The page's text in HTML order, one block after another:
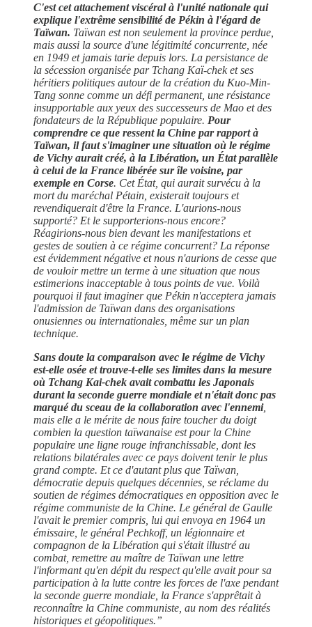
C'est cet attachement viscéral à l'unité nationale qui
explique l'extrême sensibilité de Pékin à l'égard de
Taïwan. Taïwan est non seulement la province perdue,
mais aussi la source d'une légitimité concurrente, née
en 1949 et jamais tarie depuis lors. La persistance de
la sécession organisée par Tchang Kaï-chek et ses
héritiers politiques autour de la création du Kuo-Min-
Tang sonne comme un défi permanent, une résistance
insupportable aux yeux des successeurs de Mao et des
fondateurs de la République populaire. Pour
comprendre ce que ressent la Chine par rapport à
Taïwan, il faut s'imagi ner une situation où le régime
de Vichy aurait créé, à la Libération, un État parallèle
à celui de la France libérée sur île voisine, par
exemple en Corse. Cet État, qui aurait survécu à la
mort du maréchal Pétain, existerait toujours et
revendiquerait d'être la France. L'aurions-nous
supporté? Et le supporterions-nous encore?
Réagirions-nous bien devant les manifestations et
gestes de soutien à ce régime concurrent? La réponse
est évidemment négative et nous n'aurions de cesse que
de vouloir mettre un terme à une situation que nous
estimerions inacceptable à tous points de vue. Voilà
pourquoi il faut imaginer que Pékin n'acceptera jamais
l'admission de Taïwan dans des organisations
onusiennes ou internationales, même sur un plan
technique.
Sans doute la comparaison avec le régime de Vichy
est-elle osée et trouve-t-elle ses limites dans la mesure
où Tchang Kai-chek avait combattu les Japonais
durant la seconde guerre mondiale et n'était donc pas
marqué du sceau de la collaboration avec l'ennemi,
mais elle a le mérite de nous faire toucher du doigt
combien la question taïwanaise est pour la Chine
populaire une ligne rouge infranchissable, dont les
relations bilatérales avec ce pays doivent tenir le plus
grand compte. Et ce d'autant plus que Taïwan,
démocratie depuis quelques décennies, se réclame du
soutien de régimes démocratiques en opposition avec le
régime communiste de la Chine. Le général de Gaulle
l'avait le premier compris, lui qui envoya en 1964 un
émissaire, le général Pechkoff, un légionnaire et
compagnon de la Libération qui s'était illustré au
combat, remettre au maître de Taïwan une lettre
l'informant qu'en dépit du respect qu'elle avait pour sa
participation à la lutte contre les forces de l'axe pendant
la seconde guerre mondiale, la France s'apprêtait à
reconnaître la Chine communiste, au nom des réalités
historiques et géopolitiques.”